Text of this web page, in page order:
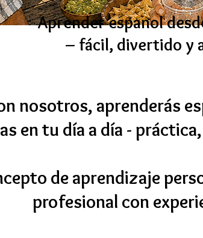
Aprender espanol
– fácil, divertido y
nosotros, aprenderás
en tu día a día -
de aprendizaje
profesional con